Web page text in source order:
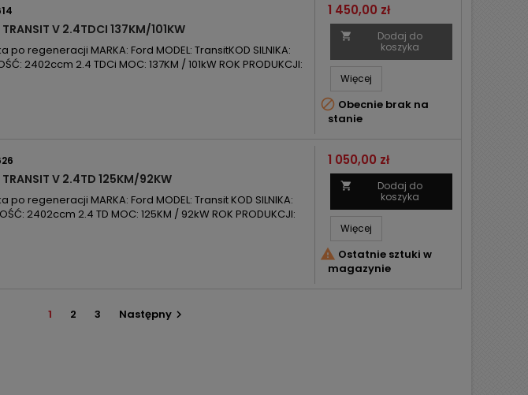
TRANSIT V 2.4TDCI 137KM/101KW
po regeneracji MARKA: Ford MODEL: TransitKOD SILNIKA:
2402ccm 2.4 TDCi MOC: 137KM / 101kW ROK PRODUKCJI:
Cena
1 450,00 zł

Dodaj do
koszyka
Więcej
 Obecnie brak na
stanie
TRANSIT V 2.4TD 125KM/92KW
po regeneracji MARKA: Ford MODEL: Transit KOD SILNIKA:
2402ccm 2.4 TD MOC: 125KM / 92kW ROK PRODUKCJI:
Cena
1 050,00 zł

Dodaj do
koszyka
Więcej
 Ostatnie sztuki w
magazynie
1 2 3 Następny